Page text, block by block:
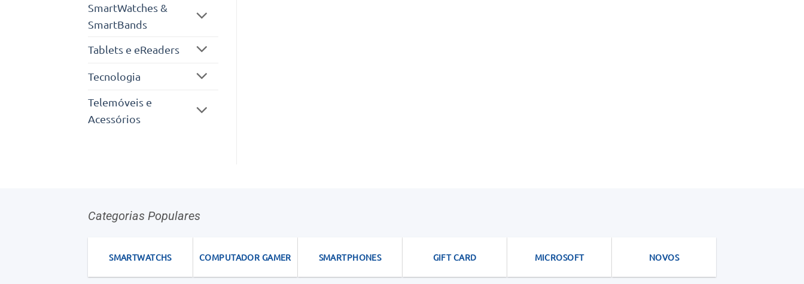
SmartWatches &
SmartBands
Tablets e eReaders
Tecnologia
Telemóveis e
Acessórios
Categorias Populares
SMARTWATCHS COMPUTADOR GAMER SMARTPHONES GIFT CARD MICROSOFT NOVOS